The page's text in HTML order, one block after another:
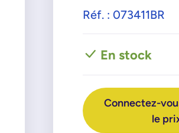
Réf. : 073411BR
En stock
Connectez-
le